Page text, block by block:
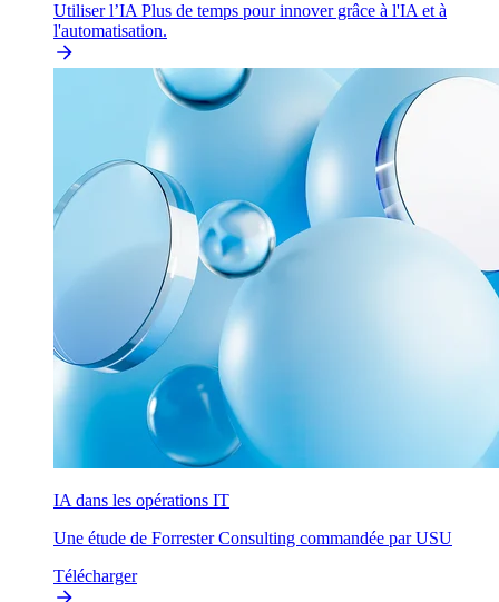
Utiliser l’IA Plus de temps pour innover grâce à l'IA et à
l'automatisation.
IA dans les opérations IT
Une étude de Forrester Consulting commandée par USU
Télécharger